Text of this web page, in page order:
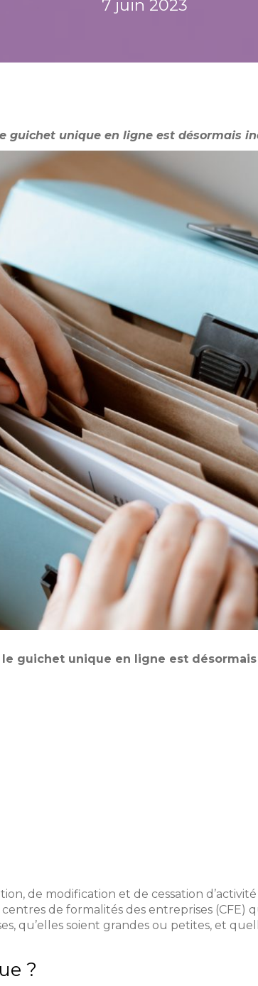
7 juin 2023
guichet unique en ligne est désormais
guichet unique en ligne est
de modification et de cessation
centres de formalités des entreprises
qu’elles soient grandes ou petites, et
?